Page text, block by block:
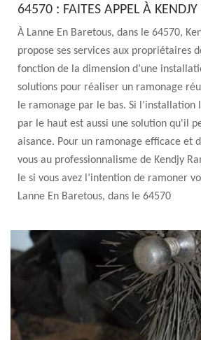
64570 : FAITES APPEL À
À Lanne En Baretous, dans le 64570,
propose ses services aux propriétaires
fonction de la dimension d’une
solutions pour réaliser un ramonage
le ramonage par le bas. Si l’installation
par le haut est aussi une solution qu'il
aisance. Pour un ramonage efficace et
vous au professionnalisme de Kendjy
le si vous avez l’intention de ramoner
Lanne En Baretous, dans le 64570